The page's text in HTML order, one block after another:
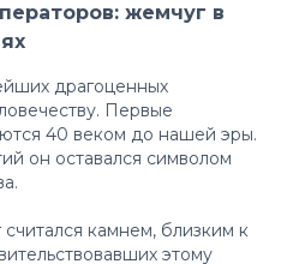
жемчуг в
драгоценных
Первые
40 веком до нашей эры.
он оставался символом
камнем, близким к
этому